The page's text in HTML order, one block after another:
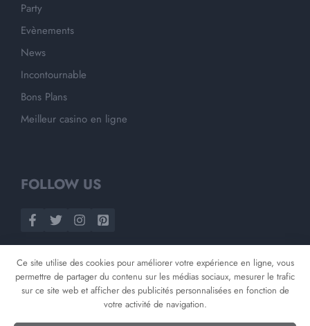
Party
Evènements
News
Incontournable
Bons Plans
Meilleur casino en ligne
FOLLOW US
Ce site utilise des cookies pour améliorer votre expérience en ligne, vous
permettre de partager du contenu sur les médias sociaux, mesurer le trafic
sur ce site web et afficher des publicités personnalisées en fonction de
votre activité de navigation.